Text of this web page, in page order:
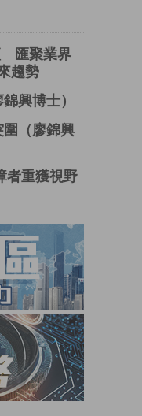
匯聚業界
趨勢
興博士）
（廖錦興
者重獲視野